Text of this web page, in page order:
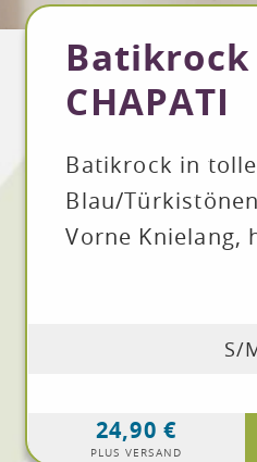
Batikrock
CHAPATI
Batikrock in
Blau/
Vorne Knielang,
S/
PLUS VERSAND
24,90 €